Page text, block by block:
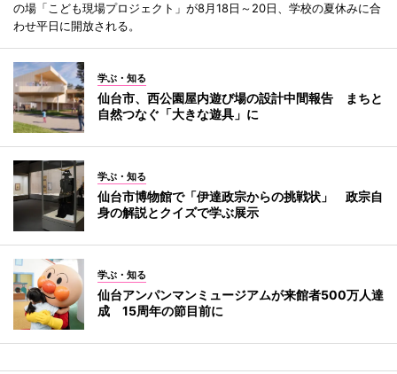
の場「こども現場プロジェクト」が8月18日～20日、学校の夏休みに合
わせ平日に開放される。
学ぶ・知る
仙台市、西公園屋内遊び場の設計中間報告 まちと
自然つなぐ「大きな遊具」に
学ぶ・知る
仙台市博物館で「伊達政宗からの挑戦状」 政宗自
身の解説とクイズで学ぶ展示
学ぶ・知る
仙台アンパンマンミュージアムが来館者500万人達
成 15周年の節目前に